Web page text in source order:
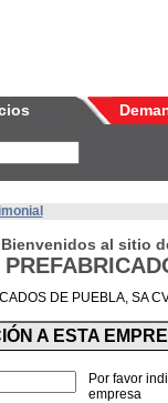
Bienvenidos al sitio
DE PUEBLA, SA
A ESTA
Por favor
empresa